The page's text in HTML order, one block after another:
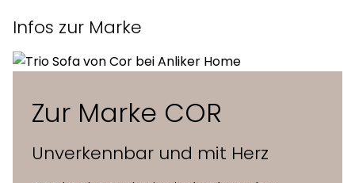
Sitzhöhe 40 cm
Infos zur Marke
Zur Marke COR
Unverkennbar und mit Herz